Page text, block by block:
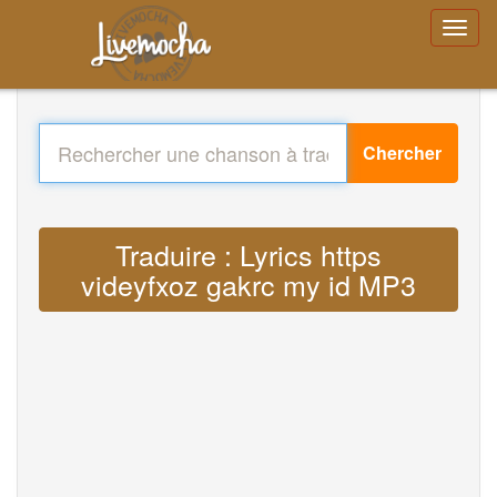
Chercher
Traduire : Lyrics https
videyfxoz gakrc my id MP3